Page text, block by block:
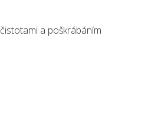
a poškrábáním